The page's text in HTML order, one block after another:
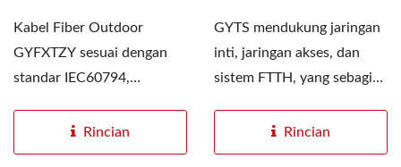
Kabel Fiber Outdoor
GYFXTZY sesuai dengan
standar IEC60794,
Rincian
GYTS mendukung jaringan
inti, jaringan akses, dan
sistem FTTH, yang sebagian
Rincian